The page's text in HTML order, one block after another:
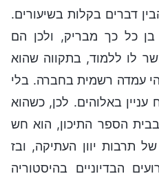
דברים בקלות בשיעורים.
בן כל כך מבריק, ולכן הם
לו ללמוד, בתקווה שהוא
עמדה רשמית בחברה. בלי
באלוהים. לכן, כשהוא
הספר התיכון, הוא חש
תרבות יוון העתיקה, ובז
הבדיוניים בהיסטוריה